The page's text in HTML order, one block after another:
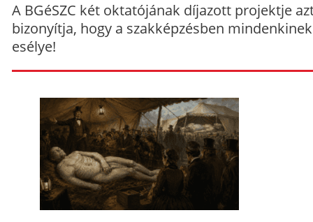
A BGéSZC két oktatójának díjazott projektje
bizonyítja, hogy a szakképzésben
esélye!